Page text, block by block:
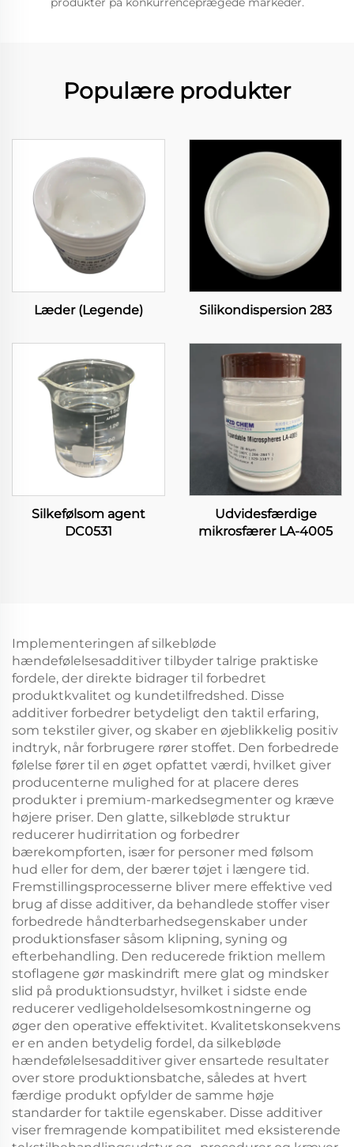
Populære produkter
Læder (Legende) Silikondispersion 283
Silkefølsom agent
DC0531
Udvidesfærdige
mikrosfærer LA-4005
Implementeringen af silkebløde
hændefølelsesadditiver tilbyder talrige praktiske
fordele, der direkte bidrager til forbedret
produktkvalitet og kundetilfredshed. Disse
additiver forbedrer betydeligt den taktil erfaring,
som tekstiler giver, og skaber en øjeblikkelig positiv
indtryk, når forbrugere rører stoffet. Den forbedrede
følelse fører til en øget opfattet værdi, hvilket giver
producenterne mulighed for at placere deres
produkter i premium-markedsegmenter og kræve
højere priser. Den glatte, silkebløde struktur
reducerer hudirritation og forbedrer
bærekompforten, især for personer med følsom
hud eller for dem, der bærer tøjet i længere tid.
Fremstillingsprocesserne bliver mere effektive ved
brug af disse additiver, da behandlede stoffer viser
forbedrede håndterbarhedsegenskaber under
produktionsfaser såsom klipning, syning og
efterbehandling. Den reducerede friktion mellem
stoflagene gør maskindrift mere glat og mindsker
slid på produktionsudstyr, hvilket i sidste ende
reducerer vedligeholdelsesomkostningerne og
øger den operative effektivitet. Kvalitetskonsekvens
er en anden betydelig fordel, da silkebløde
hændefølelsesadditiver giver ensartede resultater
over store produktionsbatche, således at hvert
færdige produkt opfylder de samme høje
standarder for taktile egenskaber. Disse additiver
viser fremragende kompatibilitet med eksisterende